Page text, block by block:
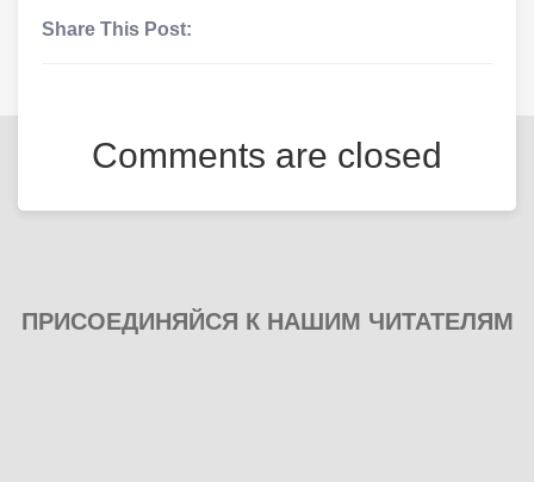
Share This Post:
Comments are closed
ПРИСОЕДИНЯЙСЯ К НАШИМ ЧИТАТЕЛЯМ